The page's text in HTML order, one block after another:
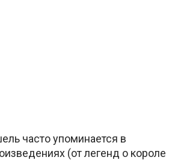
часто упоминается в
(от легенд о короле